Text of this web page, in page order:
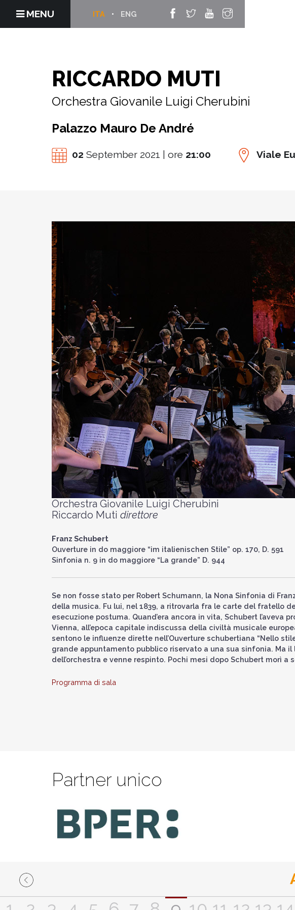
MENU ENG
ITA
RICCARDO MUTI
Orchestra Giovanile Luigi Cherubini
Palazzo Mauro De André
02 September 2021 | ore 21:00 Viale
Orchestra Giovanile Luigi Cherubini
Riccardo Muti direttore
Franz Schubert
Ouverture in do maggiore “im italienischen Stile” op. 170, D. 591
Sinfonia n. 9 in do maggiore “La grande” D. 944
Se non fosse stato per Robert Schumann, la Nona Sinfonia di
della musica. Fu lui, nel 1839, a ritrovarla fra le carte del fratello
esecuzione postuma. Quand’era ancora in vita, Schubert
Vienna, all’epoca capitale indiscussa della civiltà musicale
sentono le influenze dirette nell’Ouverture schubertiana “Nello
grande appuntamento pubblico riservato a una sua sinfonia. Ma
dell’orchestra e venne respinto. Pochi mesi dopo Schubert morì a
Programma di sala
Partner unico